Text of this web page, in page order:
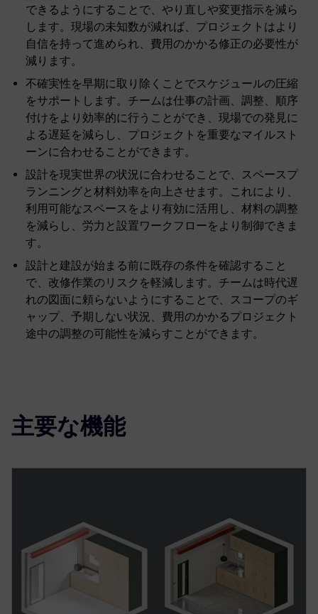
できるようにすることで、やり直しや変更指示を減ら
します。現場の未知数が減れば、プロジェクトはより
自信を持って進められ、費用のかかる修正の必要性が
減ります。
不確実性を早期に取り除くことでスケジュールの圧縮
をサポートします。チームは仕事の計画、調整、順序
付けをより効率的に行うことができ、現場での発見に
よる遅延を減らし、プロジェクトを重要なマイルスト
ーンに合わせることができます。
設計を現実世界の状況に合わせることで、スペースプ
ランニングと材料効率を向上させます。これにより、
利用可能なスペースをより有効に活用し、材料の調整
を減らし、労力と設置ワークフローをより制御できま
す。
設計と建設が始まる前に既存の条件を確認すること
で、改修作業のリスクを軽減します。チームは時代遅
れの図面に頼らないようにすることで、スコープのギ
ャップ、予期しない状況、費用のかかるプロジェクト
途中の調整の可能性を減らすことができます。
主要な機能